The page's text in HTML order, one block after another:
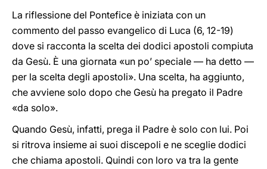
La riflessione del Pontefice è iniziata con un
commento del passo evangelico di Luca (6, 12-19)
dove si racconta la scelta dei dodici apostoli compiuta
da Gesù. È una giornata «un po’ speciale — ha detto —
per la scelta degli apostoli». Una scelta, ha aggiunto,
che avviene solo dopo che Gesù ha pregato il Padre
«da solo».
Quando Gesù, infatti, prega il Padre è solo con lui. Poi
si ritrova insieme ai suoi discepoli e ne sceglie dodici
che chiama apostoli. Quindi con loro va tra la gente